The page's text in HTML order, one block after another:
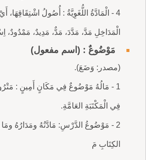
4 - الْمَادَّةُ اللُّغَوِيَّةُ : أُصُولُ
الْمَدَاخِلِ مَدَّ، مَدَّدَ، مَدٌّ، مَدِيدٌ، مَمْدُودٌ،
مَوْضُوعٌ : (اسم مفعول)
(مصدر: وَضَعَ).
1 - مَالُهُ مَوْضُوعٌ فِي مَكَانٍ أَمِينٍ :
فِي الْمَكْتَبَةِ العَامَّةِ.
2 - مَوْضُوعُ الدَّرْسِ: مَادَّتُهُ ومَدَارُهُ
الكِتَابِ مَ